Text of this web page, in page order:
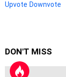
Upvote Downvote
DON'T MISS